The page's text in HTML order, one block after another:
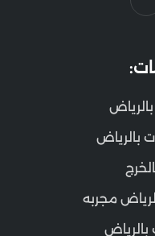
بالرياض
بالرياض
مجربه
بالرياض